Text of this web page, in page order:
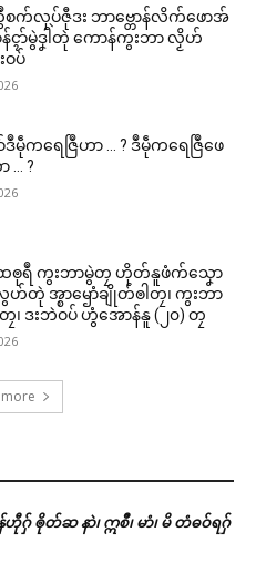
းၜးမန်
စက်လုပ်ဇီုဒး ဘာဗ္တောန်လိက်ဖောအ်
န်ၚာ်မွဲဒၞါဲတုဲ ကောန်ကွးဘာ လၟိဟ်
ဝပ်
ဒဳမဵုကရေဇြဳဟာ … ? ဒဳမဵုကရေဇြဳဖေ
… ?
န်ထၜုရဳ ကွးဘာမွဲတၠ ဟိုတ်နူဖံက်သၞော
တုဲ အ္စာၝောံချိုတ်ၜါတၠ၊ ကွးဘာ
၊ ဒးဘဲဝပ် ဟွံအောန်နူ (၂၀) တၠ
ဂှ် ၜိုတ်ဆ နာဲ၊ ဣစဳ၊ မာံ၊ မိ တံဓဝ်ရဂှ်